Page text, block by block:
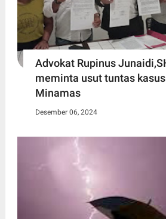
Advokat Rupinus
meminta usut tuntas
Minamas
Desember 06, 2024